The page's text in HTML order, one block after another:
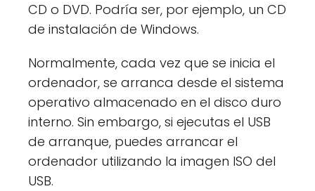
CD o DVD. Podría ser, por ejemplo, un CD
de instalación de Windows.
Normalmente, cada vez que se inicia el
ordenador, se arranca desde el sistema
operativo almacenado en el disco duro
interno. Sin embargo, si ejecutas el USB
de arranque, puedes arrancar el
ordenador utilizando la imagen ISO del
USB.